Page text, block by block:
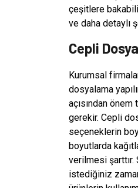
çeşitlere
ve daha detaylı
Cepli
Kurumsal
dosyalama
açısından
gerekir. Cepli
seçeneklerin
boyutlarda
verilmesi
istediğiniz